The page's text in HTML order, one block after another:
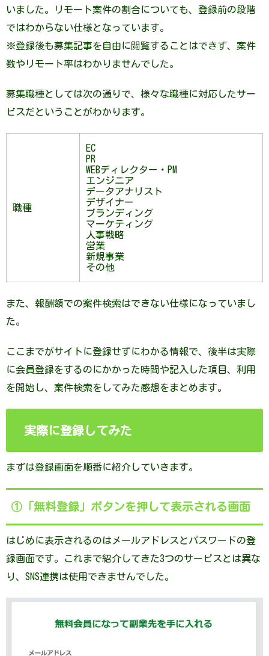
いました。リモート案件の割合についても、登録前の段階
ではわからない仕様となっています。
※登録後も募集記事を自由に閲覧することはできず、案件
数やリモート率はわかりませんでした。
募集職種としては次の通りで、様々な職種に対応したサー
ビスだということがわかります。
職種
EC
PR
WEBディレクター・PM
エンジニア
データアナリスト
デザイナー
ブランディング
マーケティング
人事戦略
営業
新規事業
その他
また、報酬額での案件検索はできない仕様になっていまし
た。
ここまでがサイトに登録せずにわかる情報で、後半は実際
に会員登録をするのにかかった時間や記入した項目、利用
を開始し、案件検索をしてみた感想をまとめます。
実際に登録してみた
まずは登録画面を順番に紹介していきます。
①「無料登録」ボタンを押して表示される画面
はじめに表示されるのはメールアドレスとパスワードの登
録画面です。これまで紹介してきた3つのサービスとは異な
り、SNS連携は使用できませんでした。